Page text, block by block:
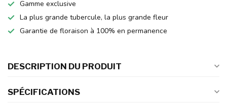
Gamme exclusive
La plus grande tubercule, la plus grande fleur
Garantie de floraison à 100% en permanence
DESCRIPTION DU PRODUIT
SPÉCIFICATIONS